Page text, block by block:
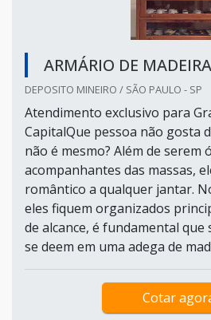
ARMÁRIO DE
DEPOSITO MINEIRO / SÃO PAULO - SP
Atendimento exclusivo para
CapitalQue pessoa não gosta
não é mesmo? Além de serem
acompanhantes das massas,
romântico a qualquer jantar.
eles fiquem organizados
de alcance, é fundamental
se deem em uma adega de
Cotar